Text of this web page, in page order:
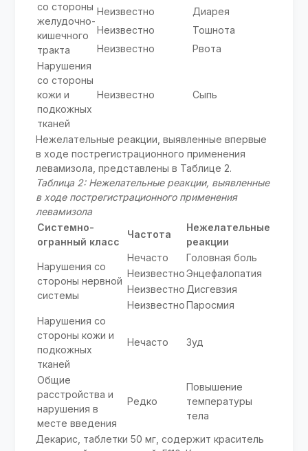
со стороны
желудочно-
кишечного
тракта
Неизвестно
Диарея
Неизвестно
Тошнота
Неизвестно
Рвота
Нарушения
со стороны
кожи и
подкожных
тканей
Неизвестно Сыпь
Нежелательные реакции, выявленные впервые
в ходе пострегистрационного применения
левамизола, представлены в Таблице 2.
Таблица 2: Нежелательные реакции, выявленные
в ходе пострегистрационного применения
левамизола
Системно-
огранный класс
Частота
Нежелательные
реакции
Нарушения со
стороны нервной
системы
Нечасто
Головная боль
Неизвестно Энцефалопатия
Неизвестно Дисгевзия
Неизвестно Паросмия
Нарушения со
стороны кожи и
подкожных
тканей
Нечасто Зуд
Общие
расстройства и
нарушения в
месте введения
Редко
Повышение
температуры
тела
Декарис, таблетки 50 мг, содержит краситель